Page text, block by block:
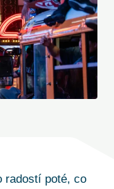
radostí poté, co